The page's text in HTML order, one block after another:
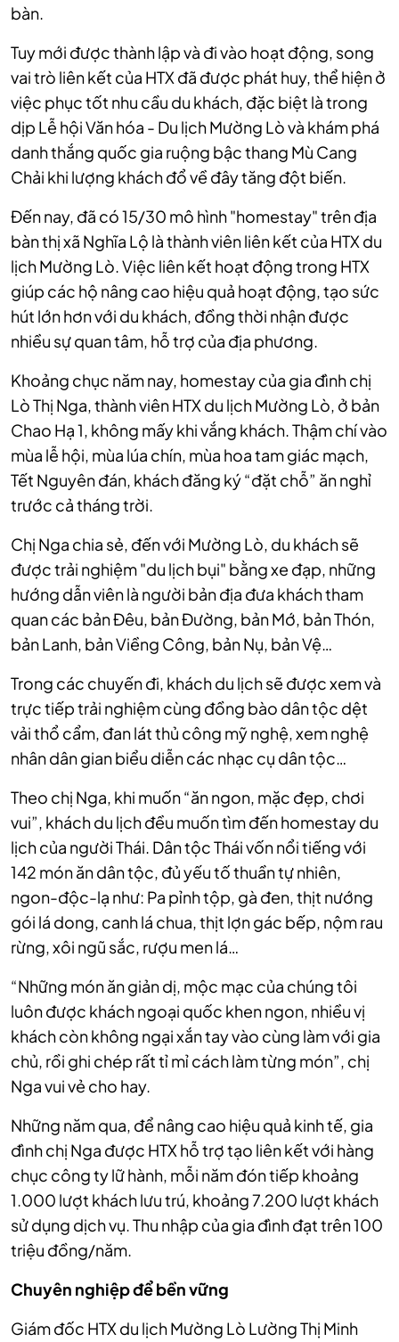
bàn.
Tuy mới được thành lập và đi vào hoạt động, song
vai trò liên kết của HTX đã được phát huy, thể hiện ở
việc phục tốt nhu cầu du khách, đặc biệt là trong
dịp Lễ hội Văn hóa - Du lịch Mường Lò và khám phá
danh thắng quốc gia ruộng bậc thang Mù Cang
Chải khi lượng khách đổ về đây tăng đột biến.
Đến nay, đã có 15/30 mô hình "homestay" trên địa
bàn thị xã Nghĩa Lộ là thành viên liên kết của HTX du
lịch Mường Lò. Việc liên kết hoạt động trong HTX
giúp các hộ nâng cao hiệu quả hoạt động, tạo sức
hút lớn hơn với du khách, đồng thời nhận được
nhiều sự quan tâm, hỗ trợ của địa phương.
Khoảng chục năm nay, homestay của gia đình chị
Lò Thị Nga, thành viên HTX du lịch Mường Lò, ở bản
Chao Hạ 1, không mấy khi vắng khách. Thậm chí vào
mùa lễ hội, mùa lúa chín, mùa hoa tam giác mạch,
Tết Nguyên đán, khách đăng ký “đặt chỗ” ăn nghỉ
trước cả tháng trời.
Chị Nga chia sẻ, đến với Mường Lò, du khách sẽ
được trải nghiệm "du lịch bụi" bằng xe đạp, những
hướng dẫn viên là người bản địa đưa khách tham
quan các bản Đêu, bản Đường, bản Mớ, bản Thón,
bản Lanh, bản Viềng Công, bản Nụ, bản Vệ…
Trong các chuyến đi, khách du lịch sẽ được xem và
trực tiếp trải nghiệm cùng đồng bào dân tộc dệt
vải thổ cẩm, đan lát thủ công mỹ nghệ, xem nghệ
nhân dân gian biểu diễn các nhạc cụ dân tộc…
Theo chị Nga, khi muốn “ăn ngon, mặc đẹp, chơi
vui”, khách du lịch đều muốn tìm đến homestay du
lịch của người Thái. Dân tộc Thái vốn nổi tiếng với
142 món ăn dân tộc, đủ yếu tố thuần tự nhiên,
ngon-độc-lạ như: Pa pỉnh tộp, gà đen, thịt nướng
gói lá dong, canh lá chua, thịt lợn gác bếp, nộm rau
rừng, xôi ngũ sắc, rượu men lá…
“Những món ăn giản dị, mộc mạc của chúng tôi
luôn được khách ngoại quốc khen ngon, nhiều vị
khách còn không ngại xắn tay vào cùng làm với gia
chủ, rồi ghi chép rất tỉ mỉ cách làm từng món”, chị
Nga vui vẻ cho hay.
Những năm qua, để nâng cao hiệu quả kinh tế, gia
đình chị Nga được HTX hỗ trợ tạo liên kết với hàng
chục công ty lữ hành, mỗi năm đón tiếp khoảng
1.000 lượt khách lưu trú, khoảng 7.200 lượt khách
sử dụng dịch vụ. Thu nhập của gia đình đạt trên 100
triệu đồng/năm.
Chuyên nghiệp để bền vững
Giám đốc HTX du lịch Mường Lò Lường Thị Minh